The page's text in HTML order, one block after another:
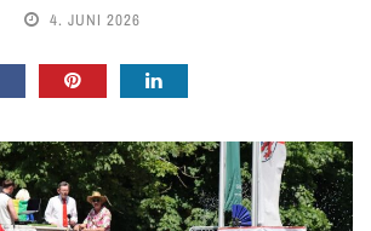
4. JUNI 2026